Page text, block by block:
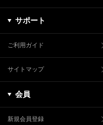
サポート
ご利用ガイド
サイトマップ
会員
新規会員登録